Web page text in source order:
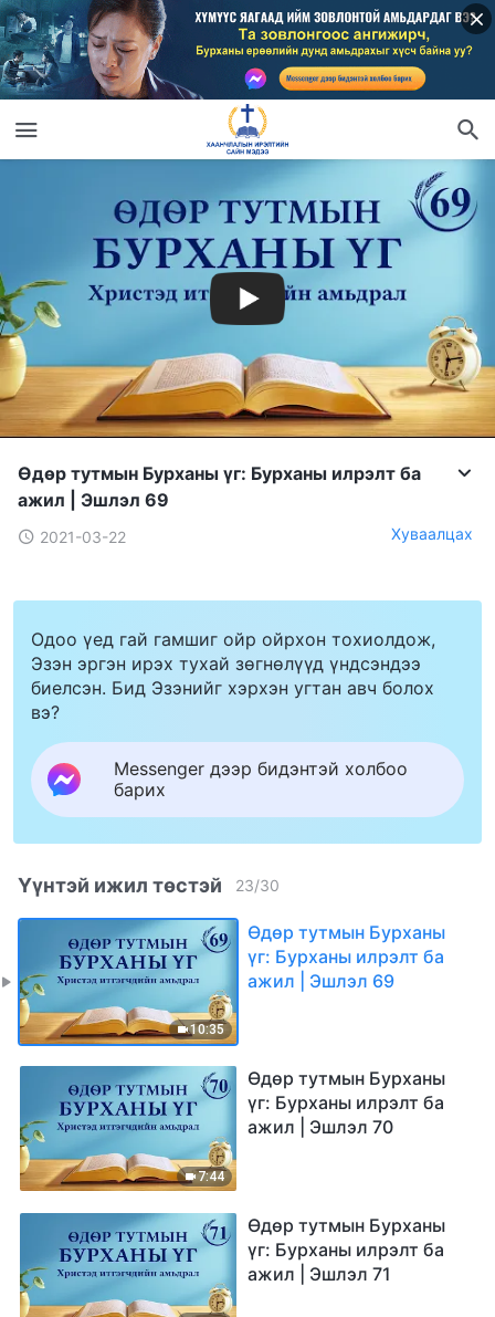
Өдөр тутмын Бурханы үг: Бурханы илрэлт ба
ажил | Эшлэл 69
2021-03-22 Хуваалцах
Одоо үед гай гамшиг ойр ойрхон тохиолдож,
Эзэн эргэн ирэх тухай зөгнөлүүд үндсэндээ
биелсэн. Бид Эзэнийг хэрхэн угтан авч болох
вэ?
Messenger дээр бидэнтэй холбоо
барих
Үүнтэй ижил төстэй 23/30
10:35
Өдөр тутмын Бурханы
үг: Бурханы илрэлт ба
ажил | Эшлэл 69
7:44
Өдөр тутмын Бурханы
үг: Бурханы илрэлт ба
ажил | Эшлэл 70
Өдөр тутмын Бурханы
үг: Бурханы илрэлт ба
ажил | Эшлэл 71